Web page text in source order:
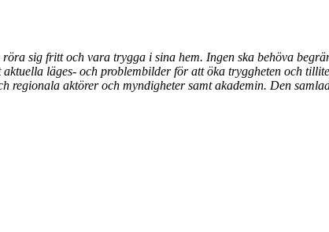
sig fritt och vara trygga i sina hem. Ingen ska behöva
läges- och problembilder för att öka tryggheten och
regionala aktörer och myndigheter samt akademin. Den